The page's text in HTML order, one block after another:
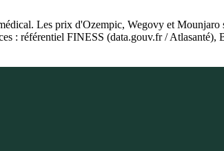
Les prix d'Ozempic, Wegovy et
: référentiel FINESS (data.gouv.fr /